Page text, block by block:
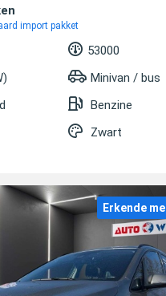
import pakket
53000
Minivan / bus
Benzine
Zwart
Erkende